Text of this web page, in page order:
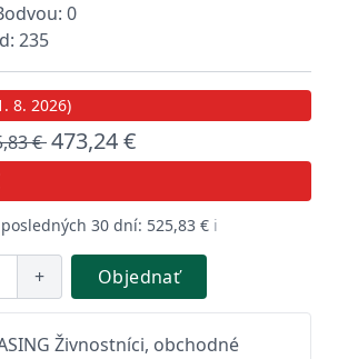
0
235
8. 2026)
€473,24 €
30 dní: 525,83 € ℹ️
+ Objednať
Živnostníci, obchodné